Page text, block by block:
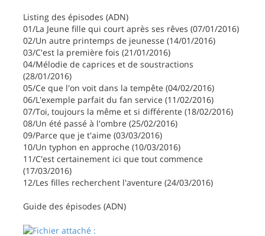
Listing des épisodes (ADN)
01/La Jeune fille qui court après ses rêves (07/01/2016)
02/Un autre printemps de jeunesse (14/01/2016)
03/C'est la première fois (21/01/2016)
04/Mélodie de caprices et de soustractions
(28/01/2016)
05/Ce que l'on voit dans la tempête (04/02/2016)
06/L'exemple parfait du fan service (11/02/2016)
07/Toi, toujours la même et si différente (18/02/2016)
08/Un été passé à l'ombre (25/02/2016)
09/Parce que je t'aime (03/03/2016)
10/Un typhon en approche (10/03/2016)
11/C'est certainement ici que tout commence
(17/03/2016)
12/Les filles recherchent l'aventure (24/03/2016)
Guide des épisodes (ADN)